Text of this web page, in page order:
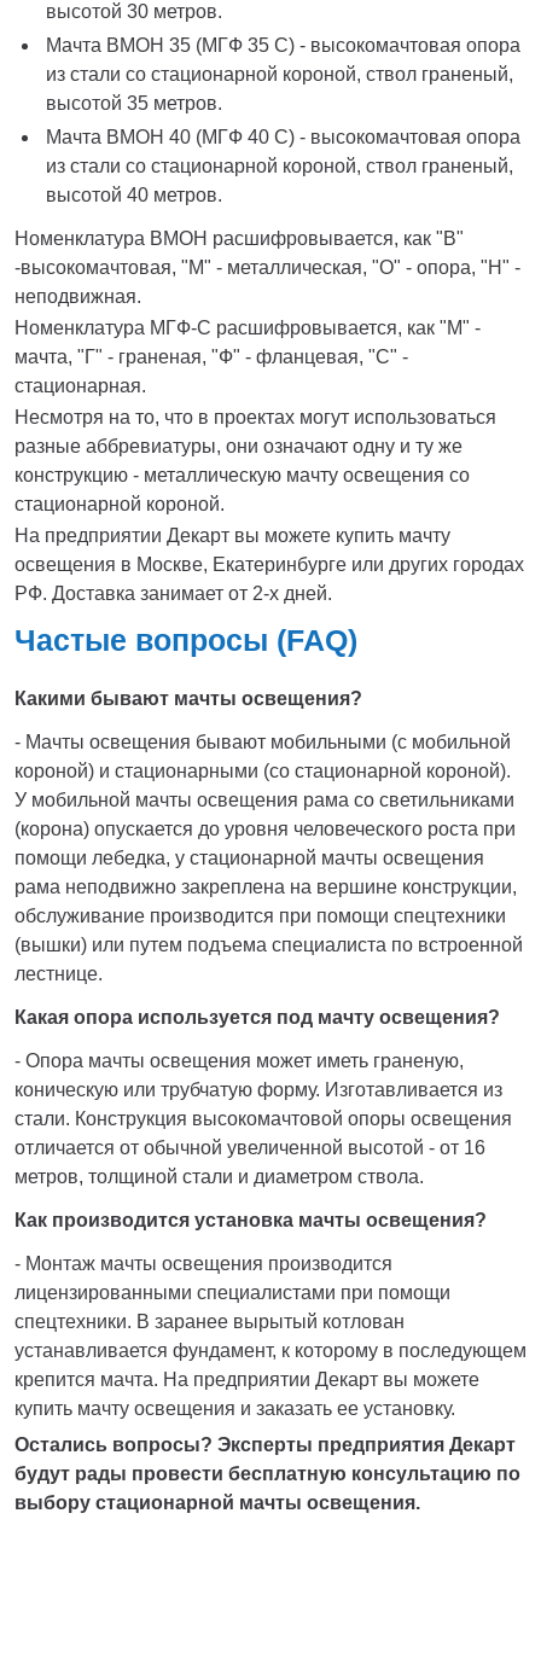
высотой 30 метров.
Мачта ВМОН 35 (МГФ 35 С) - высокомачтовая опора
из стали со стационарной короной, ствол граненый,
высотой 35 метров.
Мачта ВМОН 40 (МГФ 40 С) - высокомачтовая опора
из стали со стационарной короной, ствол граненый,
высотой 40 метров.
Номенклатура ВМОН расшифровывается, как "В"
-высокомачтовая, "М" - металлическая, "О" - опора, "Н" -
неподвижная.
Номенклатура МГФ-С расшифровывается, как "М" -
мачта, "Г" - граненая, "Ф" - фланцевая, "С" -
стационарная.
Несмотря на то, что в проектах могут использоваться
разные аббревиатуры, они означают одну и ту же
конструкцию - металлическую мачту освещения со
стационарной короной.
На предприятии Декарт вы можете купить мачту
освещения в Москве, Екатеринбурге или других городах
РФ. Доставка занимает от 2-х дней.
Частые вопросы (FAQ)
Какими бывают мачты освещения?
- Мачты освещения бывают мобильными (с мобильной
короной) и стационарными (со стационарной короной).
У мобильной мачты освещения рама со светильниками
(корона) опускается до уровня человеческого роста при
помощи лебедка, у стационарной мачты освещения
рама неподвижно закреплена на вершине конструкции,
обслуживание производится при помощи спецтехники
(вышки) или путем подъема специалиста по встроенной
лестнице.
Какая опора используется под мачту освещения?
- Опора мачты освещения может иметь граненую,
коническую или трубчатую форму. Изготавливается из
стали. Конструкция высокомачтовой опоры освещения
отличается от обычной увеличенной высотой - от 16
метров, толщиной стали и диаметром ствола.
Как производится установка мачты освещения?
- Монтаж мачты освещения производится
лицензированными специалистами при помощи
спецтехники. В заранее вырытый котлован
устанавливается фундамент, к которому в последующем
крепится мачта. На предприятии Декарт вы можете
купить мачту освещения и заказать ее установку.
Остались вопросы? Эксперты предприятия Декарт
будут рады провести бесплатную консультацию по
выбору стационарной мачты освещения.